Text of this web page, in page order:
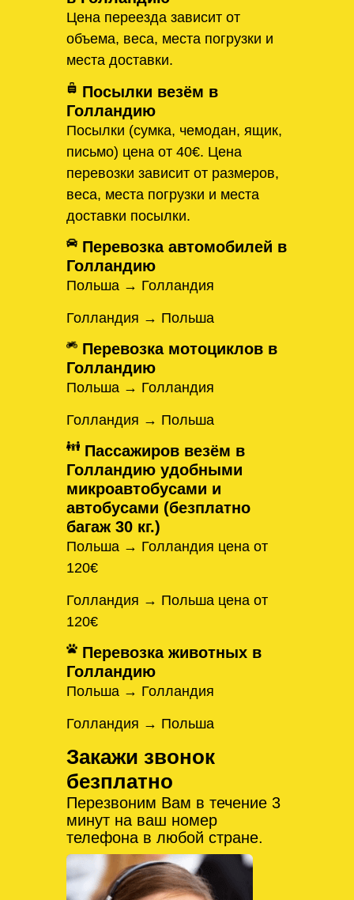
Цена переезда зависит от
объема, веса, места погрузки и
места доставки.
Посылки везём в
Голландию
Посылки (сумка, чемодан, ящик,
письмо) цена от 40€. Цена
перевозки зависит от размеров,
веса, места погрузки и места
доставки посылки.
Перевозка автомобилей в
Голландию
Польша → Голландия
Голландия → Польша
Перевозка мотоциклов в
Голландию
Польша → Голландия
Голландия → Польша
Пассажиров везём в
Голландию удобными
микроавтобусами и
автобусами (безплатно
багаж 30 кг.)
Польша → Голландия цена от
120€
Голландия → Польша цена от
120€
Перевозка животных в
Голландию
Польша → Голландия
Голландия → Польша
Закажи звонок
безплатно
Перезвоним Вам в течение 3
минут на ваш номер
телефона в любой стране.